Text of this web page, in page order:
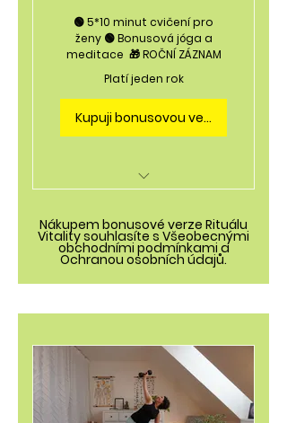
🟢 5*10 minut cvičení pro
ženy 🟢 Bonusová jóga a
meditace 🎁 ROČNÍ ZÁZNAM
Platí jeden rok
Kupuji bonusovou verzi
5* LEKCE 10 minut - Teorie
a praxe
odpověďmi 11.4. v 18:00
Videa dostupná v emailu
a přehledné členské sekci
Sdílecí skupina pro otázky
Nákupem bonusové verze Rituálu
Vitality souhlasíte s Všeobecnými
obchodními podmínkami a
Ochranou osobních údajů.